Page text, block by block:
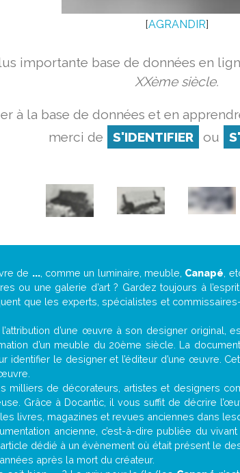
[AGRANDIR]
importante base de données en
XXème siècle.
à la base de données et en
merci de
S'IDENTIFIER ou
de ..., comme un luminaire, meuble, Canapé ,
ou une galerie d’art ? Gardez toujours à
que les experts, spécialistes et
l’attribution d’une œuvre à son designer
d’un meuble du 20ème siècle. La
identifier le designer et l’éditeur d’une œuvre.
milliers de décorateurs, artistes et designers
Grâce à Docantic, il vous suffit de décrire
les livres, magazines et revues anciennes dans
ancienne, c’est-à-dire publiée du vivant
dédié à un évènement où était présent le
après la mort du créateur.